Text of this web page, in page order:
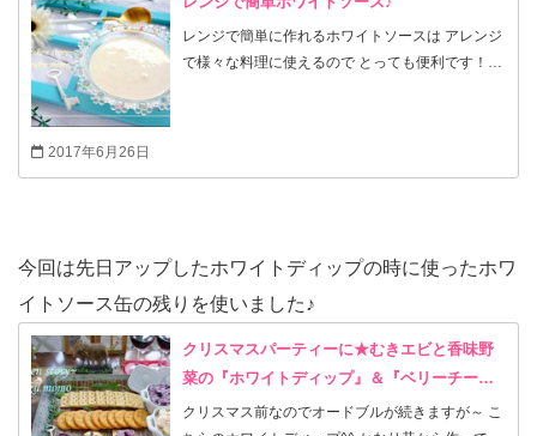
レンジで簡単に作れるホワイトソースは アレンジ
で様々な料理に使えるので とっても便利です！
2017年6月26日
今回は先日アップしたホワイトディップの時に使ったホワ
イトソース缶の残りを使いました♪
クリスマスパーティーに★むきエビと香味野
菜の『ホワイトディップ』＆『ベリーチーズ
ディップ』
クリスマス前なのでオードブルが続きますが～ こ